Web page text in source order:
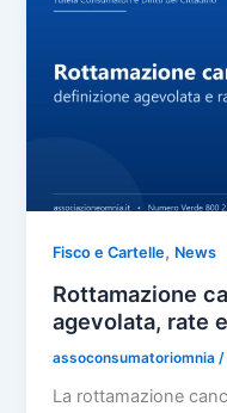
Fisco e Cartelle, News
Rottamazione
agevolata, rate
assoconsumatoriomnia /
La rottamazione